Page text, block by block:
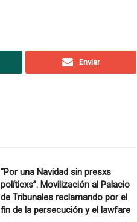
Enviar
“Por una Navidad sin presxs
políticxs”. Movilización al Palacio
de Tribunales reclamando por el
fin de la persecución y el lawfare